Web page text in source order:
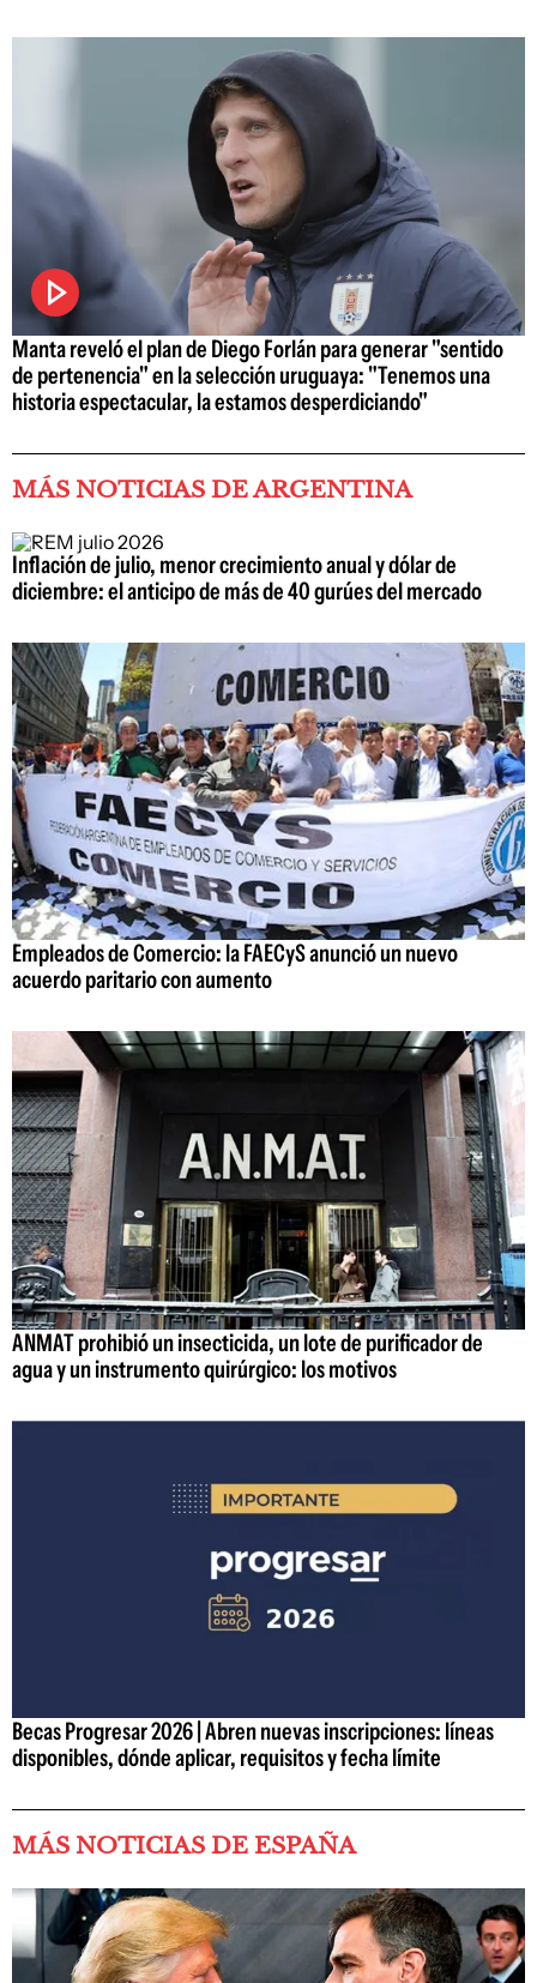
Manta reveló el plan de Diego Forlán para generar "sentido
de pertenencia" en la selección uruguaya: "Tenemos una
historia espectacular, la estamos desperdiciando"
MÁS NOTICIAS DE ARGENTINA
Inflación de julio, menor crecimiento anual y dólar de
diciembre: el anticipo de más de 40 gurúes del mercado
Empleados de Comercio: la FAECyS anunció un nuevo
acuerdo paritario con aumento
ANMAT prohibió un insecticida, un lote de purificador de
agua y un instrumento quirúrgico: los motivos
Becas Progresar 2026 | Abren nuevas inscripciones: líneas
disponibles, dónde aplicar, requisitos y fecha límite
MÁS NOTICIAS DE ESPAÑA